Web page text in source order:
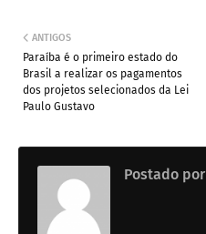
ANTIGOS
Paraíba é o primeiro estado do
Brasil a realizar os pagamentos
dos projetos selecionados da Lei
Paulo Gustavo
Postado por